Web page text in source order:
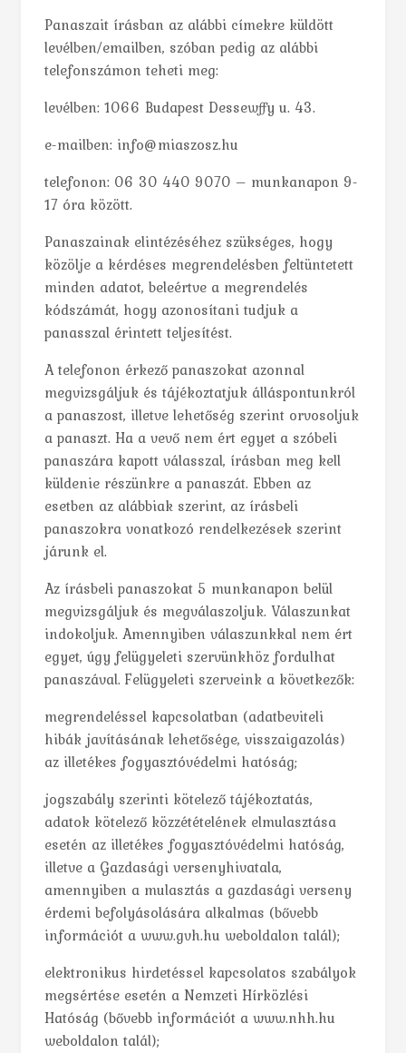
Panaszait írásban az alábbi címekre küldött
levélben/emailben, szóban pedig az alábbi
telefonszámon teheti meg:
levélben: 1066 Budapest Dessewffy u. 43.
e-mailben: info@miaszosz.hu
telefonon: 06 30 440 9070 – munkanapon 9-
17 óra között.
Panaszainak elintézéséhez szükséges, hogy
közölje a kérdéses megrendelésben feltüntetett
minden adatot, beleértve a megrendelés
kódszámát, hogy azonosítani tudjuk a
panasszal érintett teljesítést.
A telefonon érkező panaszokat azonnal
megvizsgáljuk és tájékoztatjuk álláspontunkról
a panaszost, illetve lehetőség szerint orvosoljuk
a panaszt. Ha a vevő nem ért egyet a szóbeli
panaszára kapott válasszal, írásban meg kell
küldenie részünkre a panaszát. Ebben az
esetben az alábbiak szerint, az írásbeli
panaszokra vonatkozó rendelkezések szerint
járunk el.
Az írásbeli panaszokat 5 munkanapon belül
megvizsgáljuk és megválaszoljuk. Válaszunkat
indokoljuk. Amennyiben válaszunkkal nem ért
egyet, úgy felügyeleti szervünkhöz fordulhat
panaszával. Felügyeleti szerveink a következők:
megrendeléssel kapcsolatban (adatbeviteli
hibák javításának lehetősége, visszaigazolás)
az illetékes fogyasztóvédelmi hatóság;
jogszabály szerinti kötelező tájékoztatás,
adatok kötelező közzétételének elmulasztása
esetén az illetékes fogyasztóvédelmi hatóság,
illetve a Gazdasági versenyhivatala,
amennyiben a mulasztás a gazdasági verseny
érdemi befolyásolására alkalmas (bővebb
információt a www.gvh.hu weboldalon talál);
elektronikus hirdetéssel kapcsolatos szabályok
megsértése esetén a Nemzeti Hírközlési
Hatóság (bővebb információt a www.nhh.hu
weboldalon talál);